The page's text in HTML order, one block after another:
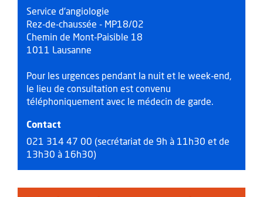
Service d’angiologie
Rez-de-chaussée - MP18/02
Chemin de Mont-Paisible 18
1011 Lausanne
Pour les urgences pendant la nuit et le week-end,
le lieu de consultation est convenu
téléphoniquement avec le médecin de garde.
Contact
021 314 47 00 (secrétariat de 9h à 11h30 et de
13h30 à 16h30)